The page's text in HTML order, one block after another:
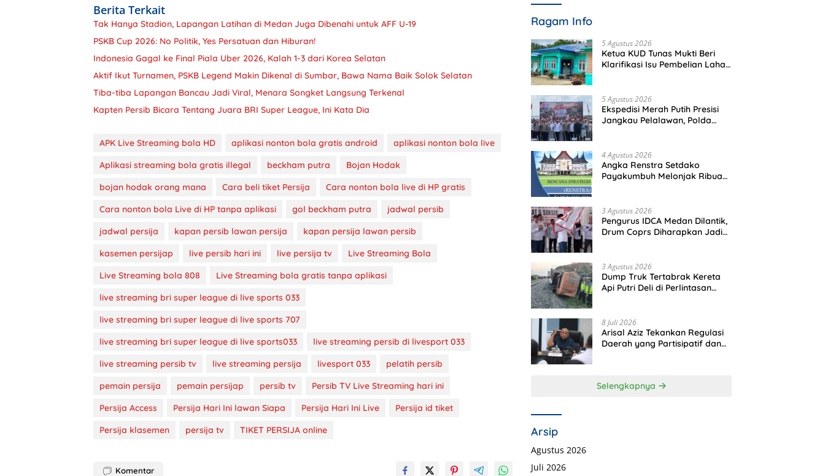
Berita Terkait
Tak Hanya Stadion, Lapangan Latihan di Medan Juga Dibenahi untuk AFF U-19
PSKB Cup 2026: No Politik, Yes Persatuan dan Hiburan!
Indonesia Gagal ke Final Piala Uber 2026, Kalah 1-3 dari Korea Selatan
Aktif Ikut Turnamen, PSKB Legend Makin Dikenal di Sumbar, Bawa Nama Baik Solok Selatan
Tiba-tiba Lapangan Bancau Jadi Viral, Menara Songket Langsung Terkenal
Kapten Persib Bicara Tentang Juara BRI Super League, Ini Kata Dia
APK Live Streaming bola HD aplikasi nonton bola gratis android
aplikasi nonton bola live
Aplikasi streaming bola gratis illegal
beckham putra
Bojan Hodak
bojan hodak orang mana
Cara beli tiket Persija
Cara nonton bola live di HP gratis
Cara nonton bola Live di HP tanpa aplikasi
gol beckham putra
jadwal persib
jadwal persija
kapan persib lawan persija
kapan persija lawan persib
kasemen persijap
live persib hari ini live persija tv
Live Streaming Bola
Live Streaming bola 808
Live Streaming bola gratis tanpa aplikasi
live streaming bri super league di live sports 033
live streaming bri super league di live sports 707
live streaming bri super league di live sports033
live streaming persib di livesport 033
live streaming persib tv
live streaming persija livesport 033
pelatih persib
pemain persija
pemain persijap persib tv
Persib TV Live Streaming hari ini
Persija Access
Persija Hari Ini lawan Siapa Persija Hari Ini Live
Persija id tiket
Persija klasemen
persija tv TIKET PERSIJA online
Komentar
Ragam Info
5 Agustus 2026
Ketua KUD Tunas Mukti Beri
Klarifikasi Isu Pembelian Lahan
5 Agustus 2026
Ekspedisi Merah Putih Presisi
Jangkau Pelalawan, Polda
Terluar
4 Agustus 2026
Angka Renstra Setdako
Payakumbuh Melonjak Ribuan
3 Agustus 2026
Pengurus IDCA Medan Dilantik,
Drum Coprs Diharapkan Jadi
3 Agustus 2026
Dump Truk Tertabrak Kereta
Api Putri Deli di Perlintasan
8 Juli 2026
Arisal Aziz Tekankan Regulasi
Daerah yang Partisipatif dan
Selengkapnya
Arsip
Agustus 2026
Juli 2026